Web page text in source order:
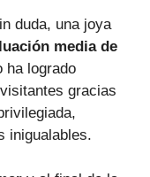
duda, una joya
media de
ha logrado
gracias
inigualables.